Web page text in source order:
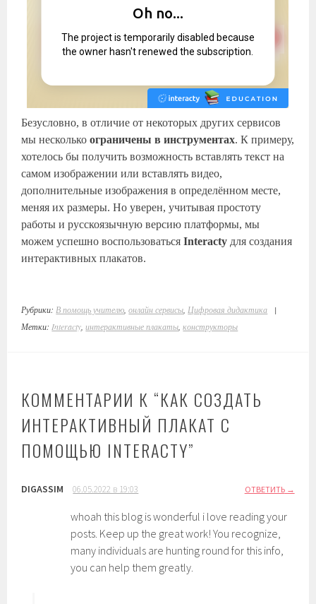
Безусловно, в отличие от некоторых других сервисов
мы несколько ограничены в инструментах. К примеру,
хотелось бы получить возможность вставлять текст на
самом изображении или вставлять видео,
дополнительные изображения в определённом месте,
меняя их размеры. Но уверен, учитывая простоту
работы и русскоязычную версию платформы, мы
можем успешно воспользоватьсяInteracty для создания
интерактивных плакатов.
Рубрики:В помощь учителю,онлайн сервисы,Цифровая дидактика
|
Метки:Interacty,интерактивные плакаты,конструкторы
КОММЕНТАРИИ К “КАК СОЗДАТЬ
ИНТЕРАКТИВНЫЙ ПЛАКАТ С
ПОМОЩЬЮ INTERACTY”
DIGASSIM 06.05.2022 в 19:03 ОТВЕТИТЬ
whoah this blog is wonderful i love reading your
posts. Keep up the great work! You recognize,
many individuals are hunting round for this info,
you can help them greatly.